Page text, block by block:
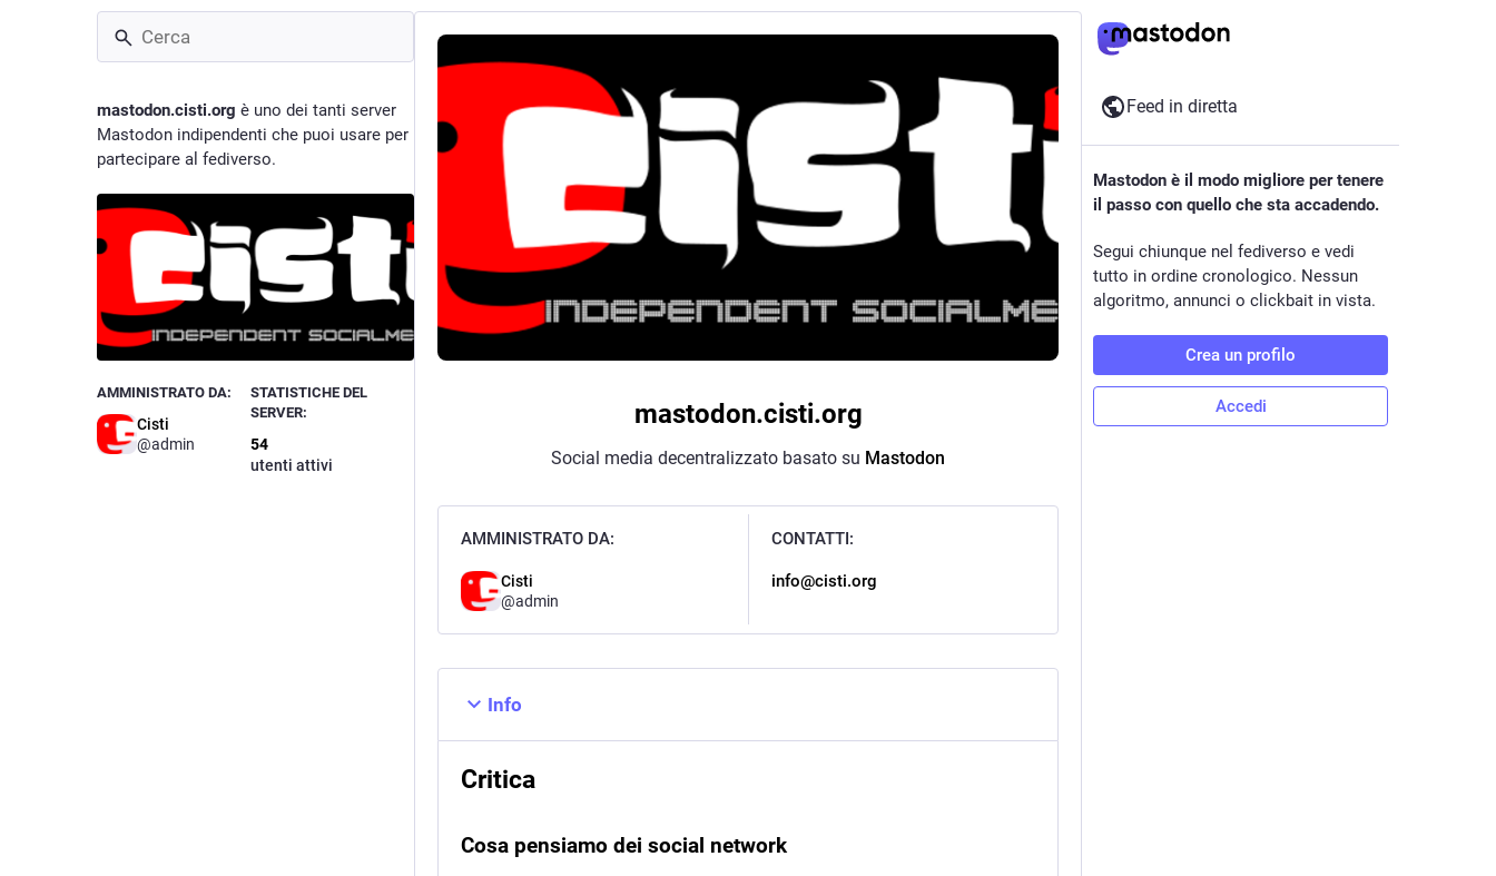
mastodon.cisti.org è uno dei tanti server
Mastodon indipendenti che puoi usare per
partecipare al fediverso.
AMMINISTRATO DA:
Cisti
@admin
STATISTICHE DEL
SERVER:
54
utenti attivi
mastodon.cisti.org
Social media decentralizzato basato su Mastodon
AMMINISTRATO DA:
Cisti
@admin
CONTATTI:
info@cisti.org
Info
Critica
Cosa pensiamo dei social network
Feed in diretta
Mastodon è il modo migliore per tenere
il passo con quello che sta accadendo.
Segui chiunque nel fediverso e vedi
tutto in ordine cronologico. Nessun
algoritmo, annunci o clickbait in vista.
Crea un profilo
Accedi